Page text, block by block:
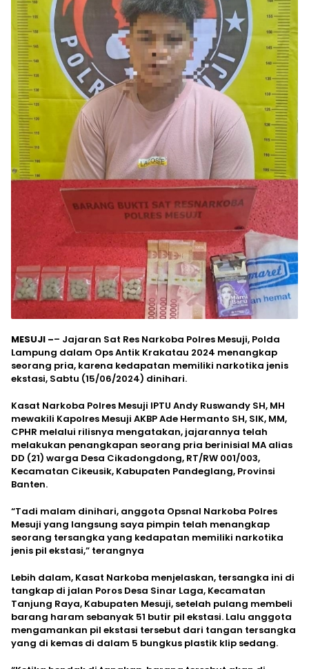
MESUJI –– Jajaran Sat Res Narkoba Polres Mesuji, Polda
Lampung dalam Ops Antik Krakatau 2024 menangkap
seorang pria, karena kedapatan memiliki narkotika jenis
ekstasi, Sabtu (15/06/2024) dinihari.
Kasat Narkoba Polres Mesuji IPTU Andy Ruswandy SH, MH
mewakili Kapolres Mesuji AKBP Ade Hermanto SH, SIK, MM,
CPHR melalui rilisnya mengatakan, jajarannya telah
melakukan penangkapan seorang pria berinisial MA alias
DD (21) warga Desa Cikadongdong, RT/RW 001/003,
Kecamatan Cikeusik, Kabupaten Pandeglang, Provinsi
Banten.
“Tadi malam dinihari, anggota Opsnal Narkoba Polres
Mesuji yang langsung saya pimpin telah menangkap
seorang tersangka yang kedapatan memiliki narkotika
jenis pil ekstasi,” terangnya
Lebih dalam, Kasat Narkoba menjelaskan, tersangka ini di
tangkap di jalan Poros Desa Sinar Laga, Kecamatan
Tanjung Raya, Kabupaten Mesuji, setelah pulang membeli
barang haram sebanyak 51 butir pil ekstasi. Lalu anggota
mengamankan pil ekstasi tersebut dari tangan tersangka
yang di kemas di dalam 5 bungkus plastik klip sedang.